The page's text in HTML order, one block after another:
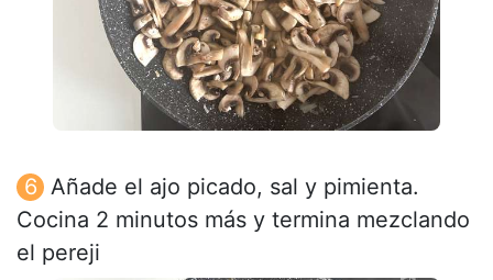
Añade el ajo picado, sal y pimienta.
Cocina 2 minutos más y termina mezclando
el pereji